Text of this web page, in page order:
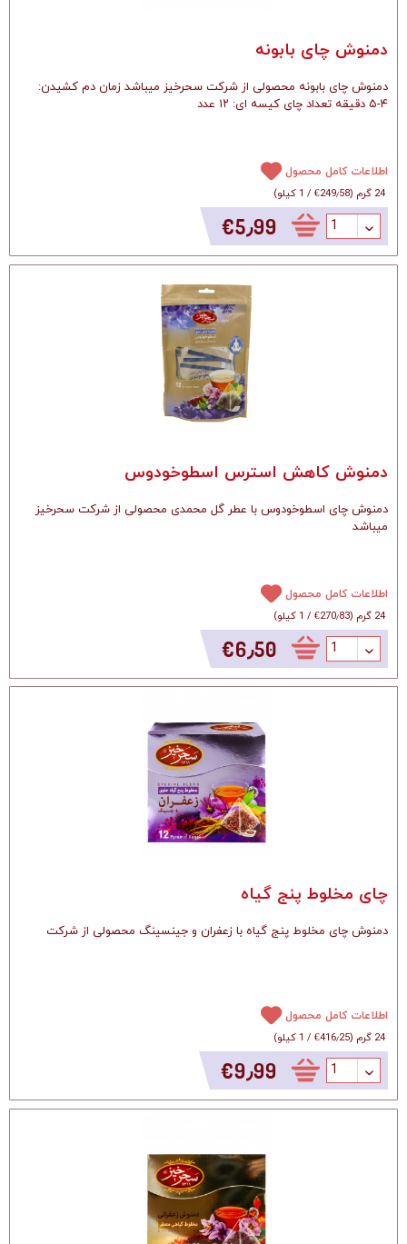
دمنوش چای بابونه
دمنوش چای بابونه محصولی از شرکت سحرخیز میباشد زمان دم کشیدن:
۴-۵ دقیقه تعداد چای کیسه ای: ۱۲ عدد
اطلاعات کامل محصول
24 گرم
(‎€249٫58 / 1 کیلو )
‎€5٫99
دمنوش کاهش استرس اسطوخودوس
دمنوش چای اسطوخودوس با عطر گل محمدی محصولی از شرکت سحرخیز
میباشد
اطلاعات کامل محصول
24 گرم
(‎€270٫83 / 1 کیلو )
‎€6٫50
چای مخلوط پنج گیاه
دمنوش چای مخلوط پنج گیاه با زعفران و جینسینگ محصولی از شرکت
اطلاعات کامل محصول
24 گرم
(‎€416٫25 / 1 کیلو )
‎€9٫99